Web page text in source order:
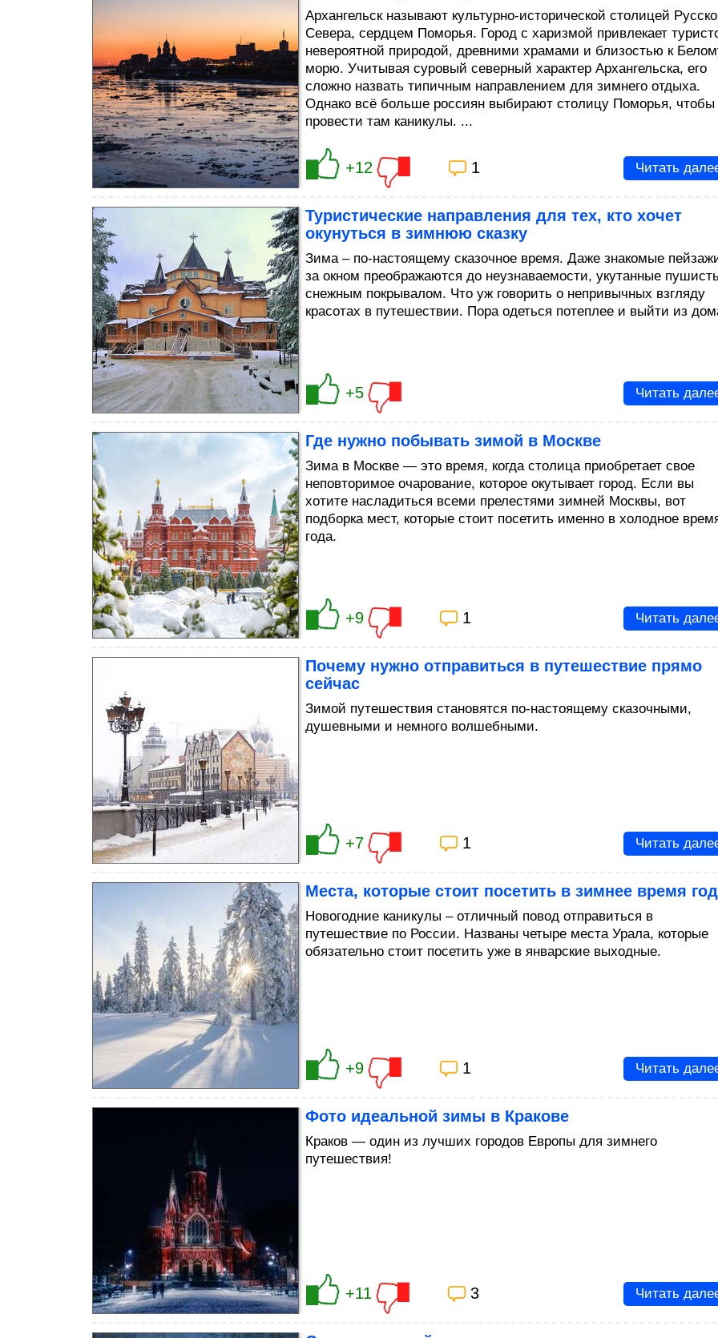
Архангельск называют культурно-исторической столицей
Севера, сердцем Поморья. Город с харизмой привлекает
невероятной природой, древними храмами и близостью к
морю. Учитывая суровый северный характер Архангельска, его
сложно назвать типичным направлением для зимнего отдыха.
Однако всё больше россиян выбирают столицу Поморья, чтобы
провести там каникулы. ...
+12 1 Читать
Туристические направления для тех, кто хочет
окунуться в зимнюю сказку
Зима – по-настоящему сказочное время. Даже знакомые
за окном преображаются до неузнаваемости, укутанные
снежным покрывалом. Что уж говорить о непривычных взгляду
красотах в путешествии. Пора одеться потеплее и выйти из
+5 Читать
Где нужно побывать зимой в Москве
Зима в Москве — это время, когда столица приобретает свое
неповторимое очарование, которое окутывает город. Если вы
хотите насладиться всеми прелестями зимней Москвы, вот
подборка мест, которые стоит посетить именно в холодное
года.
+9 1 Читать
Почему нужно отправиться в путешествие прямо
сейчас
Зимой путешествия становятся по-настоящему сказочными,
душевными и немного волшебными.
+7 1 Читать
Места, которые стоит посетить в зимнее время
Новогодние каникулы – отличный повод отправиться в
путешествие по России. Названы четыре места Урала, которые
обязательно стоит посетить уже в январские выходные.
+9 1 Читать
Фото идеальной зимы в Кракове
Краков ― один из лучших городов Европы для зимнего
путешествия!
+11 3 Читать